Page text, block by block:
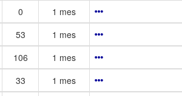
0
1 mes
53
1 mes
106
1 mes
33
1 mes